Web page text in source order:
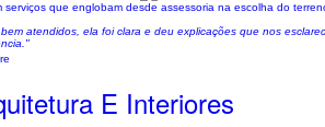
que englobam desde assessoria na escolha do
atendidos, ela foi clara e deu explicações que nos
E Interiores